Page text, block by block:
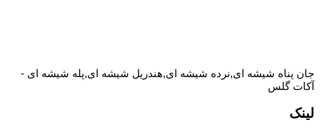
جان پناه شیشه ای,نرده شیشه ای,هندریل شیشه ای,پله شیشه ای -
آکات گلس
لینک